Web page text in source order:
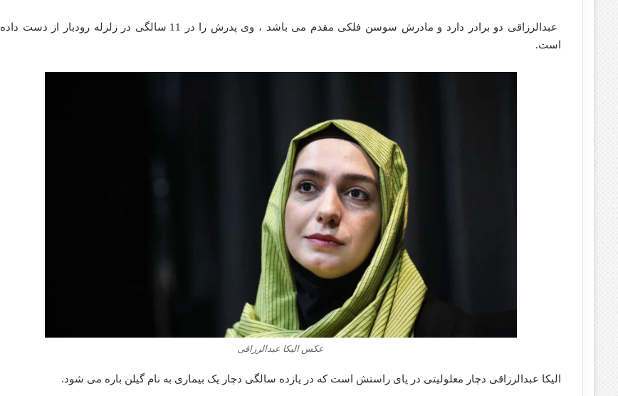
عبدالرزاقی دو برادر دارد و مادرش سوسن فلکی مقدم می باشد ، وی پدرش را در 11 سالگی در زلزله رودبار از دست داده
است.
عکس الیکا عبدالرزاقی
الیکا عبدالرزاقی دچار معلولیتی در پای راستش است که در یازده سالگی دچار یک بیماری به نام گیلن باره می شود.